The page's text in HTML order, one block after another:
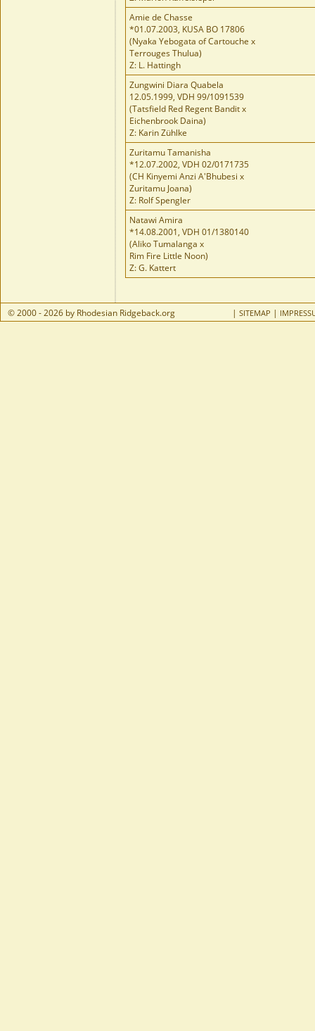
Amie de Chasse
*01.07.2003, KUSA BO 17806
(Nyaka Yebogata of Cartouche x
Terrouges Thulua)
Z: L. Hattingh
Zungwini Diara Quabela
12.05.1999, VDH 99/1091539
(Tatsfield Red Regent Bandit x
Eichenbrook Daina)
Z: Karin Zühlke
Zuritamu Tamanisha
*12.07.2002, VDH 02/0171735
(CH Kinyemi Anzi A'Bhubesi x
Zuritamu Joana)
Z: Rolf Spengler
Natawi Amira
*14.08.2001, VDH 01/1380140
(Aliko Tumalanga x
Rim Fire Little Noon)
Z: G. Kattert
© 2000 - 2026 by Rhodesian Ridgeback.org | SITEMAP |